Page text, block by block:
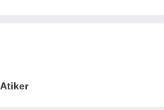
Atiker